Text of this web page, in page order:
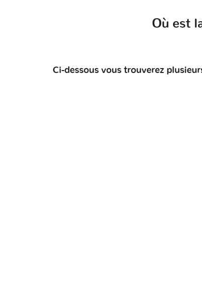
Où est
Ci-dessous vous trouverez